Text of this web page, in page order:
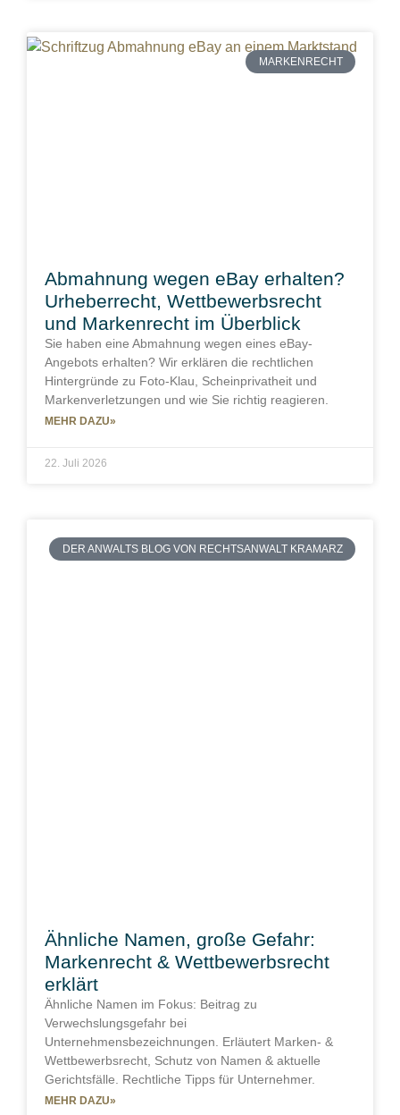
MARKENRECHT
Abmahnung wegen eBay erhalten?
Urheberrecht, Wettbewerbsrecht
und Markenrecht im Überblick
Sie haben eine Abmahnung wegen eines eBay-
Angebots erhalten? Wir erklären die rechtlichen
Hintergründe zu Foto-Klau, Scheinprivatheit und
Markenverletzungen und wie Sie richtig reagieren.
MEHR DAZU»
22. Juli 2026
DER ANWALTS BLOG VON RECHTSANWALT KRAMARZ
Ähnliche Namen, große Gefahr:
Markenrecht & Wettbewerbsrecht
erklärt
Ähnliche Namen im Fokus: Beitrag zu
Verwechslungsgefahr bei
Unternehmensbezeichnungen. Erläutert Marken- &
Wettbewerbsrecht, Schutz von Namen & aktuelle
Gerichtsfälle. Rechtliche Tipps für Unternehmer.
MEHR DAZU»